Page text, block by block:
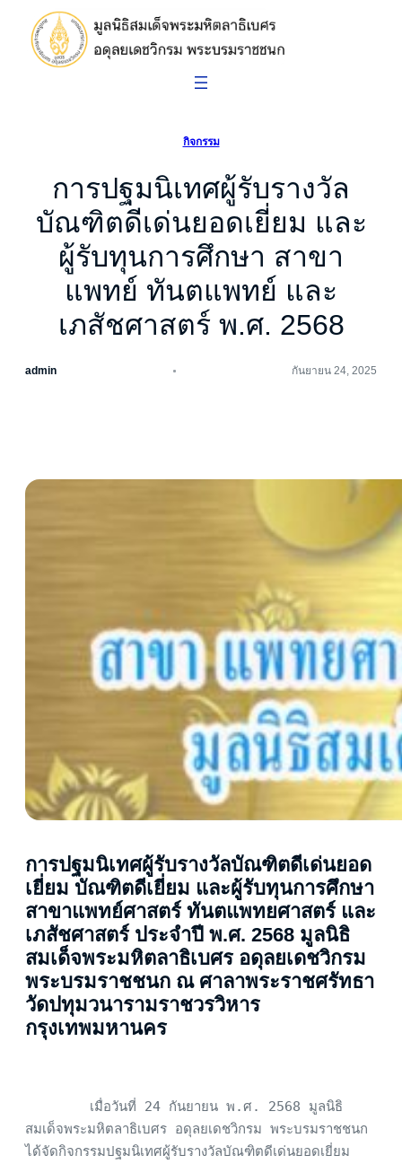
เนื้อหา
กิจกรรม
การปฐมนิเทศผู้รับรางวัล
บัณฑิตดีเด่นยอดเยี่ยม และ
ผู้รับทุนการศึกษา สาขา
แพทย์ ทันตแพทย์ และ
เภสัชศาสตร์ พ.ศ. 2568
admin กันยายน 24, 2025
การปฐมนิเทศผู้รับรางวัลบัณฑิตดีเด่นยอด
เยี่ยม บัณฑิตดีเยี่ยม และผู้รับทุนการศึกษา
สาขาแพทย์ศาสตร์ ทันตแพทยศาสตร์ และ
เภสัชศาสตร์ ประจำปี พ.ศ. 2568 มูลนิธิ
สมเด็จพระมหิตลาธิเบศร อดุลยเดชวิกรม
พระบรมราชชนก ณ ศาลาพระราชศรัทธา
วัดปทุมวนารามราชวรวิหาร
กรุงเทพมหานคร
สมเด็จพระมหิตลาธิเบศร อดุลยเดชวิกรม พระบรมราชชนก
ได้จัดกิจกรรมปฐมนิเทศผู้รับรางวัลบัณฑิตดีเด่นยอดเยี่ยม